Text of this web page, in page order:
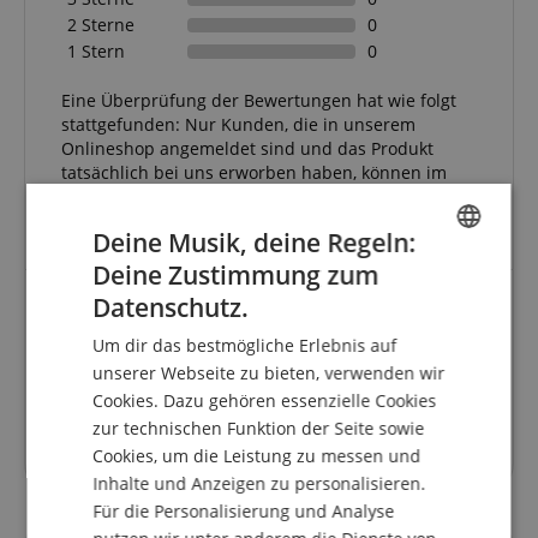
2 Sterne
0
1 Stern
0
Eine Überprüfung der Bewertungen hat wie folgt
stattgefunden: Nur Kunden, die in unserem
Onlineshop angemeldet sind und das Produkt
tatsächlich bei uns erworben haben, können im
Top Mikrofon
Bewertung vonThomasvom 13.09.2021
VarianteShure BLX2/PG58-S8 Handsender
verifizierter Kauf
Sehr gute Sprachqualität
FRENCH
ITALIAN
SPANISH
Deine Musik, deine Regeln:
Deine Zustimmung zum
Datenschutz.
Um dir das bestmögliche Erlebnis auf
unserer Webseite zu bieten, verwenden wir
Cookies. Dazu gehören essenzielle Cookies
zur technischen Funktion der Seite sowie
Cookies, um die Leistung zu messen und
Inhalte und Anzeigen zu personalisieren.
Für die Personalisierung und Analyse